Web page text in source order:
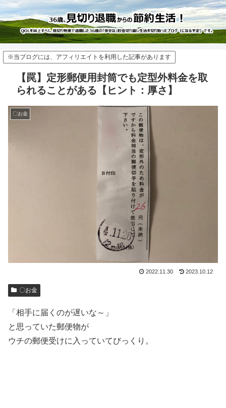
※当ブログには、アフィリエイトを利用した記事があります
【罠】定形郵便用封筒でも定型外料金を取
られることがある【ヒント：厚さ】
〇お金
2022.11.30 2023.10.12
〇お金
「相手に届くのが遅いな～」
と思っていた郵便物が
ウチの郵便受けに入っていてびっくり。